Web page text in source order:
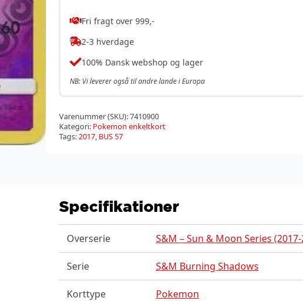
Fri fragt over 999,-
2-3 hverdage
100% Dansk webshop og lager
NB: Vi leverer også til andre lande i Europa
Varenummer (SKU):7410900
Kategori: Pokemon enkeltkort
Tags:2017, BUS 57
Specifikationer
Overserie S&M – Sun & Moon Series
Serie S&M Burning Shadows
Korttype Pokemon